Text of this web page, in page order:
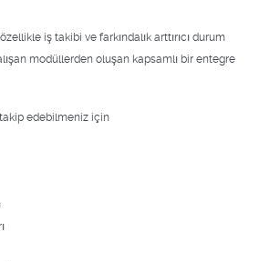
iş takibi ve farkındalık arttırıcı durum
modüllerden oluşan kapsamlı bir entegre
edebilmeniz için